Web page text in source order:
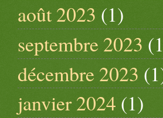
août 2023 (1)
septembre 2023
décembre 2023
janvier 2024 (1)